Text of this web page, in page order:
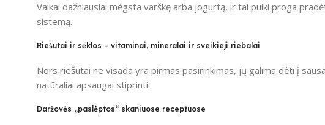
Vaikai dažniausiai mėgsta varškę arba jogurtą, ir tai puiki proga
sistemą.
Riešutai ir sėklos – vitaminai, mineralai ir sveikieji riebalai
Nors riešutai ne visada yra pirmas pasirinkimas, jų galima dėti į
natūraliai apsaugai stiprinti.
Daržovės „paslėptos“ skaniuose receptuose